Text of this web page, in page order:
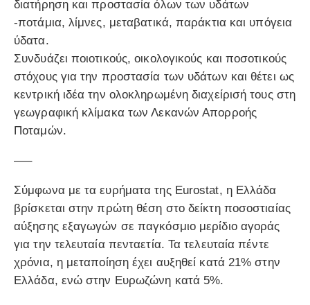
διατήρηση και προστασία όλων των υδάτων
‐ποτάμια, λίμνες, μεταβατικά, παράκτια και υπόγεια
ύδατα.
Συνδυάζει ποιοτικούς, οικολογικούς και ποσοτικούς
στόχους για την προστασία των υδάτων και θέτει ως
κεντρική ιδέα την ολοκληρωμένη διαχείρισή τους στη
γεωγραφική κλίμακα των Λεκανών Απορροής
Ποταμών.
—–
Σύμφωνα με τα ευρήματα της Eurostat, η Ελλάδα
βρίσκεται στην πρώτη θέση στο δείκτη ποσοστιαίας
αύξησης εξαγωγών σε παγκόσμιο μερίδιο αγοράς
για την τελευταία πενταετία. Τα τελευταία πέντε
χρόνια, η μεταποίηση έχει αυξηθεί κατά 21% στην
Ελλάδα, ενώ στην Ευρωζώνη κατά 5%.